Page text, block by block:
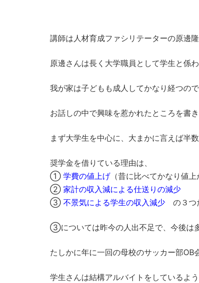
講師は人材育成ファシリテーターの原邊隆
原邊さんは長く大学職員として学生と係
我が家は子どもも成人してかなり経つの
お話しの中で興味を惹かれたところを書き
まず大学生を中心に、大まかに言えば半
奨学金を借りている理由は、
① 学費の値上げ （昔に比べてかなり値上
② 家計の収入減による仕送りの減少
③ 不景気による学生の収入減少 の３つ
③については昨今の人出不足で、今後は
たしかに年に一回の母校のサッカー部OB
学生さんは結構アルバイトをしているよう